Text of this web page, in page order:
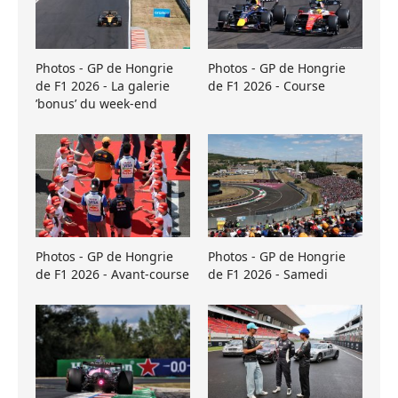
Photos - GP de Hongrie
de F1 2026 - La galerie
’bonus’ du week-end
Photos - GP de Hongrie
de F1 2026 - Course
Photos - GP de Hongrie
de F1 2026 - Avant-course
Photos - GP de Hongrie
de F1 2026 - Samedi